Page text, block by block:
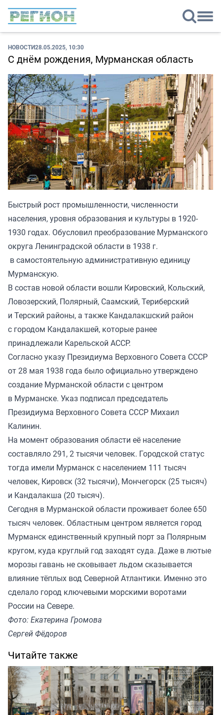
НОВОСТИ28.05.2025, 10:30
С днём рождения, Мурманская область
Быстрый рост промышленности, численности
населения, уровня образования и культуры в 1920-
1930 годах. Обусловил преобразование Мурманского
округа Ленинградской области в 1938 г.
в самостоятельную административную единицу
Мурманскую.
В состав новой области вошли Кировский, Кольский,
Ловозерский, Полярный, Саамский, Териберский
и Терский районы, а также Кандалакшский район
с городом Кандалакшей, которые ранее
принадлежали Карельской АССР.
Согласно указу Президиума Верховного Совета СССР
от 28 мая 1938 года было официальноутверждено
создание Мурманской области с центром
в Мурманске. Указ подписал председатель
Президиума Верховного Совета СССР Михаил
Калинин.
На момент образования области её население
составляло 291, 2 тысячи человек. Городской статус
тогда имели Мурманск с населением 111 тысяч
человек, Кировск (32 тысячи), Мончегорск (25 тысяч)
и Кандалакша (20 тысяч).
Сегодня в Мурманской области проживает более 650
тысяч человек. Областным центром является город
Мурманск единственный крупный порт за Полярным
кругом, куда круглый год заходят суда. Даже в лютые
морозы гавань не сковывает льдом сказывается
влияние тёплых вод Северной Атлантики. Именно это
сделало город ключевыми морскими воротами
России на Севере.
Фото: Екатерина Громова
Сергей Фёдоров
Читайте также